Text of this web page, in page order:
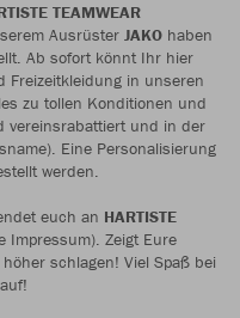
TEAMWEAR
Ausrüster JAKOhaben
Ab sofort könnt Ihr hier
Freizeitkleidung in unseren
zu tollen Konditionen und
vereinsrabattiert und in der
Eine Personalisierung
werden.
euch an HARTISTE
Zeigt Eure
schlagen! Viel Spaß bei